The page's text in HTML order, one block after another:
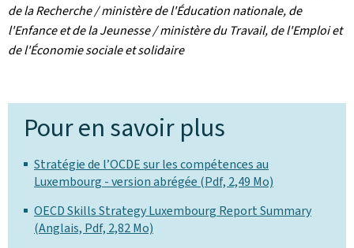
de la Recherche / ministère de l'Éducation nationale, de
l'Enfance et de la Jeunesse / ministère du Travail, de l'Emploi et
de l'Économie sociale et solidaire
Pour en savoir plus
Stratégie de l’OCDE sur les compétences au
Luxembourg - version abrégée (Pdf, 2,49 Mo)
OECD Skills Strategy Luxembourg Report Summary
(Anglais, Pdf, 2,82 Mo)